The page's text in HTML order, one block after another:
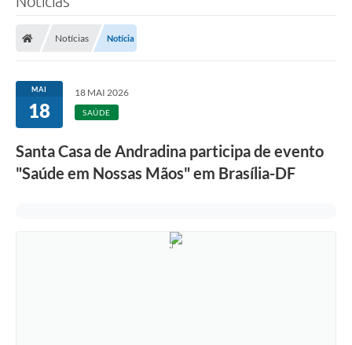
Notícias Notícia
MAI
18
18 MAI 2026
SAÚDE
Santa Casa de Andradina participa de evento
"Saúde em Nossas Mãos" em Brasília-DF